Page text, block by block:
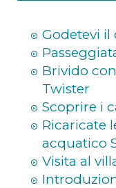
Godetevi
Brivido
Twister
Scoprire i
Ricaricate
acquatico
Visita al